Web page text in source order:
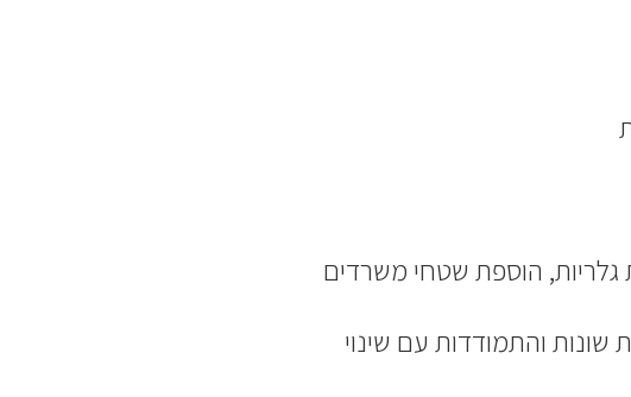
גלריות, הוספת שטחי משרדים
והתמודדות עם שינוי